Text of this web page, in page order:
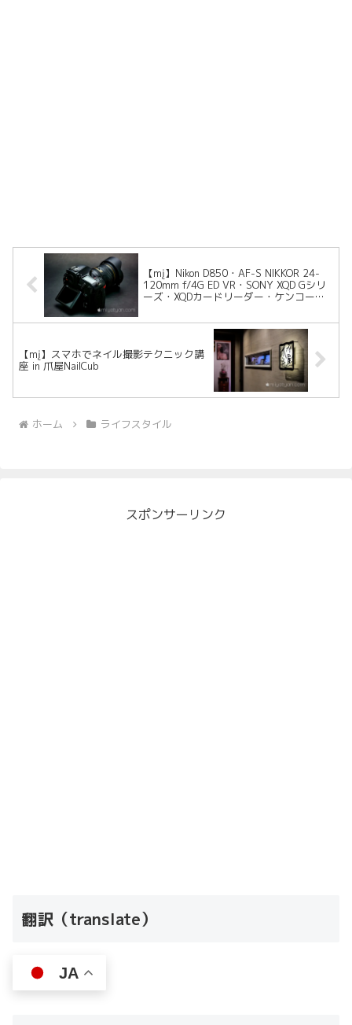
【mį】Nikon D850・AF-S NIKKOR 24-
120mm f/4G ED VR・SONY XQD Gシリ
ーズ・XQDカードリーダー・ケンコート
【mį】スマホでネイル撮影テクニック講
座 in 爪屋NailCub
ホーム ライフスタイル
スポンサーリンク
翻訳（translate）
JA